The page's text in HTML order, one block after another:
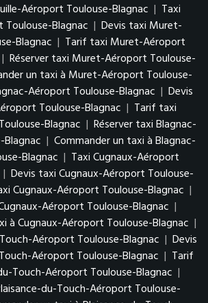
Aéroport Toulouse-Blagnac | Taxi
Blagnac | Devis taxi Muret-
Blagnac | Tarif taxi Muret-Aéroport
| Réserver taxi Muret-Aéroport Toulouse-
un taxi à Muret-Aéroport Toulouse-
Aéroport Toulouse-Blagnac | Devis
Toulouse-Blagnac | Tarif taxi
Blagnac | Réserver taxi Blagnac-
| Commander un taxi à Blagnac-
Blagnac | Taxi Cugnaux-Aéroport
| Devis taxi Cugnaux-Aéroport Toulouse-
Cugnaux-Aéroport Toulouse-Blagnac |
Aéroport Toulouse-Blagnac |
à Cugnaux-Aéroport Toulouse-Blagnac |
Aéroport Toulouse-Blagnac | Devis
Aéroport Toulouse-Blagnac | Tarif
Touch-Aéroport Toulouse-Blagnac |
du-Touch-Aéroport Toulouse-